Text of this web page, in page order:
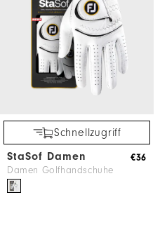
Schnellzugriff
StaSof Damen
Damen Golfhandschuhe
€36